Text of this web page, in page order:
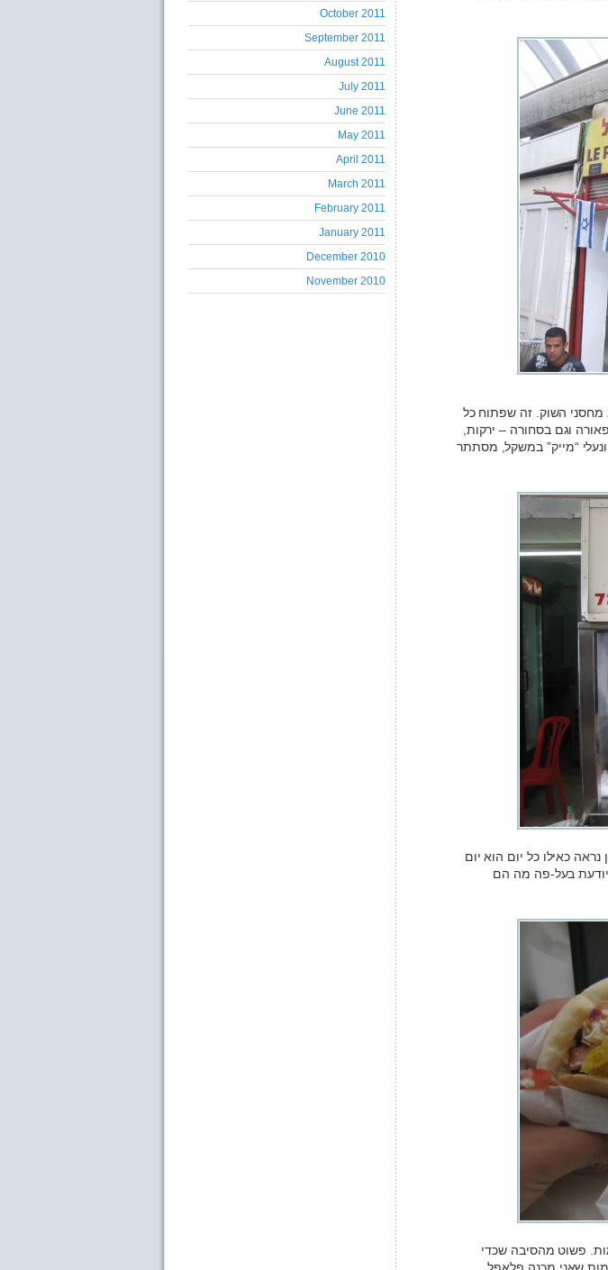
מחסני השוק. זה שפתוח כל
וגם בסחורה – ירקות,
“מייק” במשקל, מסתתר
כאילו כל יום הוא יום
יודעת בעל-פה מה הם
פשוט מהסיבה שכדי
October 2011
September 2011
August 2011
July 2011
June 2011
May 2011
April 2011
March 2011
February 2011
January 2011
December 2010
November 2010